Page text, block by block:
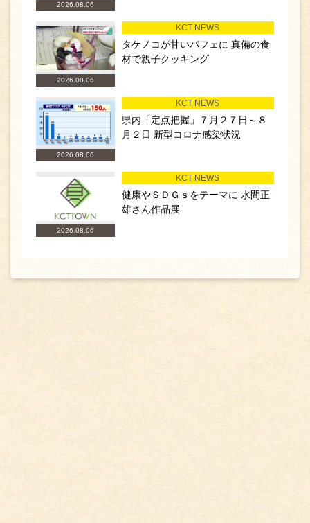
2026.08.06
2026.08.06
KCT NEWS
タケノコが甘いパフェに 真備の食
材で親子クッキング
2026.08.06
KCT NEWS
県内「定点把握」７月２７日～８
月２日 新型コロナ感染状況
2026.08.06
KCT NEWS
健康やＳＤＧｓをテーマに 水間正
雄さん作品展